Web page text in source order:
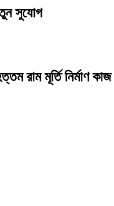
সুযোগ
রাম মূর্তি নির্মাণ